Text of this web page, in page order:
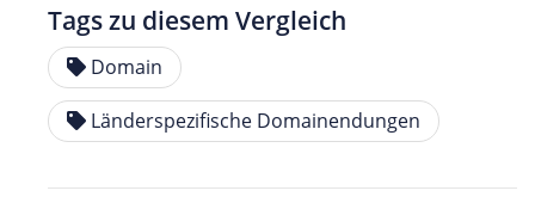
Tags zu diesem Vergleich
Domain
Länderspezifische Domainendungen